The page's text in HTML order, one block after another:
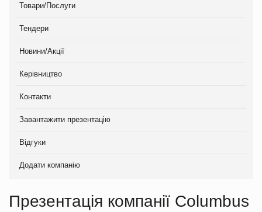
Товари/Послуги
Тендери
Новини/Акції
Керівництво
Контакти
Завантажити презентацію
Відгуки
Додати компанію
Презентація компанії Columbus